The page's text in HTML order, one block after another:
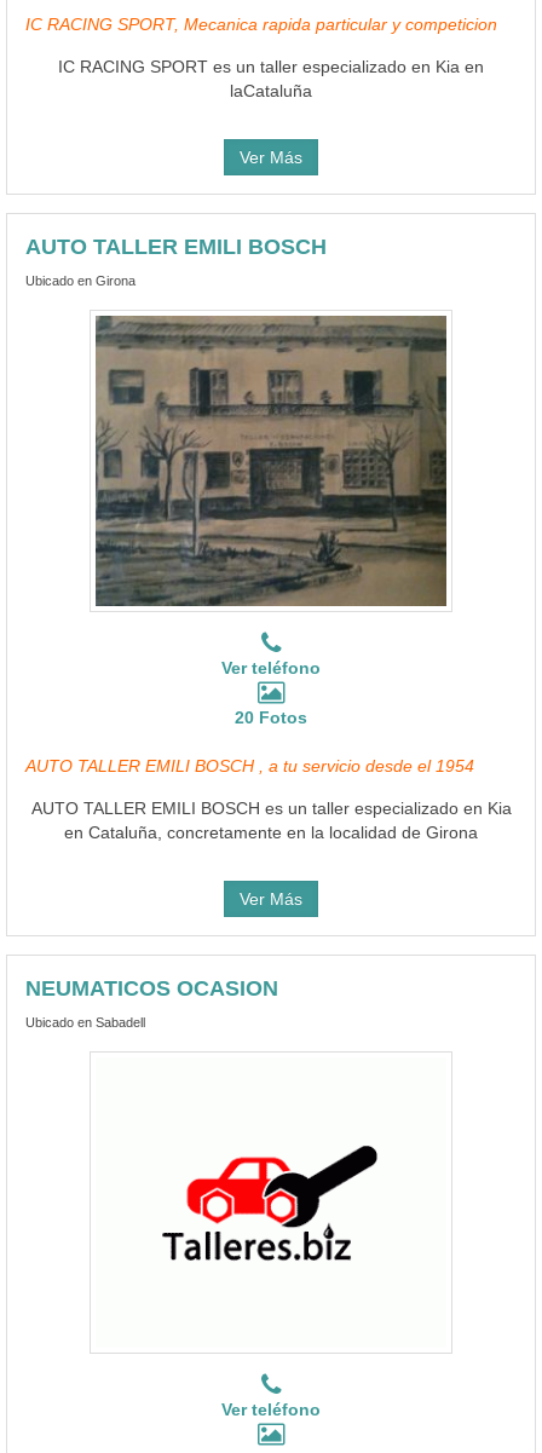
IC RACING SPORT, Mecanica rapida particular y competicion
IC RACING SPORT es un taller especializado en Kia en
laCataluña
Ver Más
AUTO TALLER EMILI BOSCH
Ubicado en Girona
Ver teléfono
20 Fotos
AUTO TALLER EMILI BOSCH , a tu servicio desde el 1954
AUTO TALLER EMILI BOSCH es un taller especializado en Kia
en Cataluña, concretamente en la localidad de Girona
Ver Más
NEUMATICOS OCASION
Ubicado en Sabadell
Ver teléfono